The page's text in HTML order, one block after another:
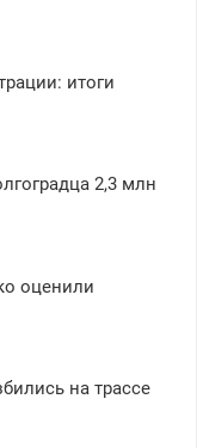
итоги
2,3 млн
оценили
на трассе